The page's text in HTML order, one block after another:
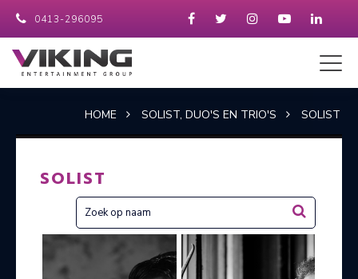
0413-296095
HOME SOLIST, DUO'S EN TRIO'S SOLIST
SOLIST